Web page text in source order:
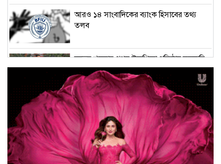
আরও ১৪ সাংবাদিকের ব্যাংক হিসাবের তথ্য
তলব
বৃহত্তর খুলনার প্রথম উচ্চশিক্ষা প্রতিষ্ঠান সরকারি
ব্রজলাল কল
সচিবালয়ে সাংবাদিকদের প্রবেশাধিকার নিশ্চিতের
আহ্বান ডিআরইউয়ের
স্বাস্থ্যকর জীবনযাপনে ছোট পরিবর্তনের বড়
প্রভাব